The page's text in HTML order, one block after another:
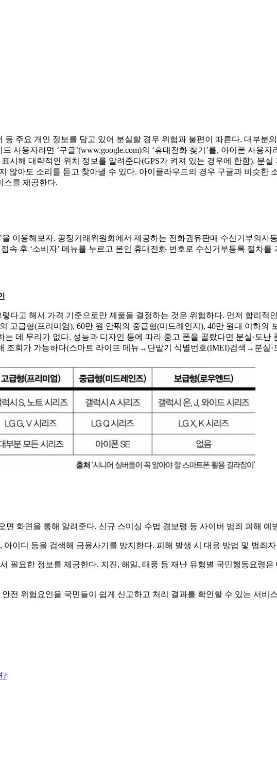
주요 개인 정보를 담고 있어 분실할 경우 위험과 불편이 따른다. 대부분
용자라면 ‘구글’(www.google.com)의 ‘휴대전화 찾기’를, 아이폰 사용자
시해 대략적인 위치 정보를 알려준다(GPS가 켜져 있는 경우에 한함). 분실
않아도 소리를 듣고 찾아낼 수 있다. 아이클라우드의 경우 구글과 비슷한
스를 제공한다.
이용해보자. 공정거래위원회에서 제공하는 전화권유판매 수신거부의사
속 후 ‘소비자’ 메뉴를 누르고 본인 휴대전화 번호로 수신거부등록 절차
다고 해서 가격 기준으로만 제품을 결정하는 것은 위험하다. 먼저 합리적
고급형(프리미엄), 60만 원 안팎의 중급형(미드레인지), 40만 원대 이하의
데 무리가 없다. 성능과 디자인 등에 따라 중고 폰을 골랐다면 분실·도난
조회가 가능하다(스마트 라이프 메뉴→단말기 식별번호(IMEI)검색→분실·
화면을 통해 알려준다. 신규 스미싱 수법 경보령 등 사이버 범죄 피해 예
아이디 등을 검색해 금융사기를 방지한다. 피해 발생 시 대응 방법 및 범죄
필요한 정보를 제공한다. 지진, 해일, 태풍 등 재난 유형별 국민행동요령
전 위험요인을 국민들이 쉽게 신고하고 처리 결과를 확인할 수 있는 서비
?